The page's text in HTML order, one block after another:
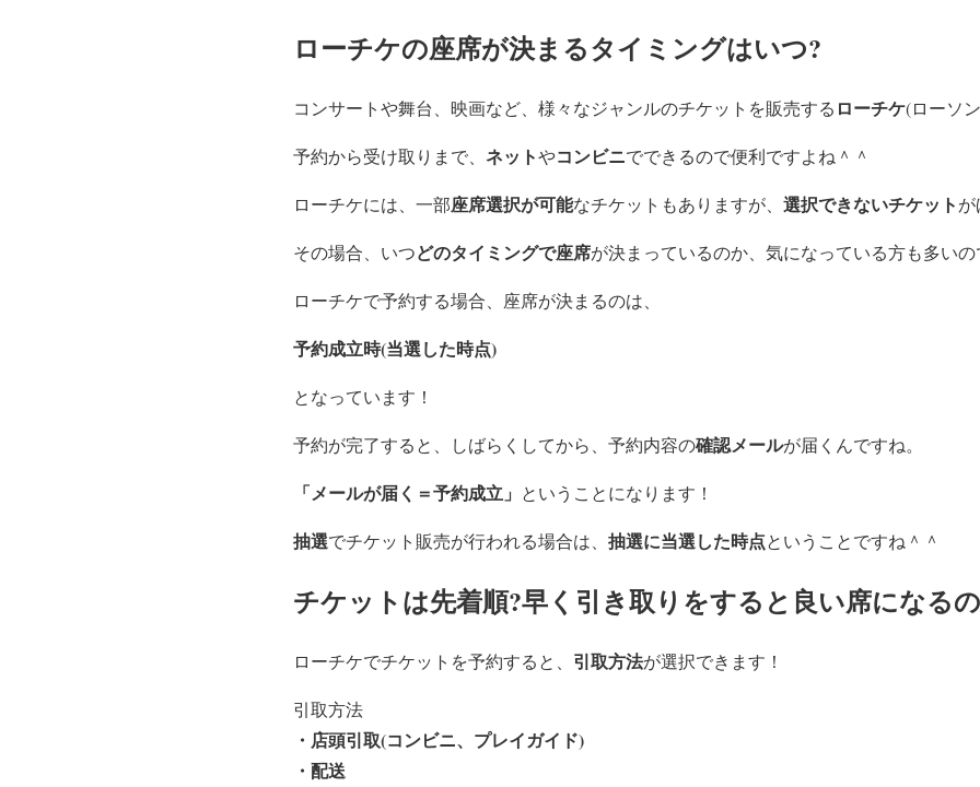
ローチケの座席が決まるタイミングはいつ?
コンサートや舞台、映画など、様々なジャンルのチケットを販売する ローチケ(ローソ
予約から受け取りまで、 ネットやコンビニでできるので便利ですよね＾＾
ローチケには、一部座席選択が可能なチケットもありますが、 選択できないチケットが
その場合、いつどのタイミングで座席が決まっているのか、気になっている方も多い
ローチケで予約する場合、座席が決まるのは、
予約成立時(当選した時点)
となっています！
予約が完了すると、しばらくしてから、予約内容の確認メールが届くんですね。
「メールが届く＝予約成立」 ということになります！
抽選でチケット販売が行われる場合は、 抽選に当選した時点ということですね＾＾
チケットは先着順?早く引き取りをすると良い席になる
ローチケでチケットを予約すると、 引取方法が選択できます！
引取方法
・店頭引取(コンビニ、プレイガイド)
・配送